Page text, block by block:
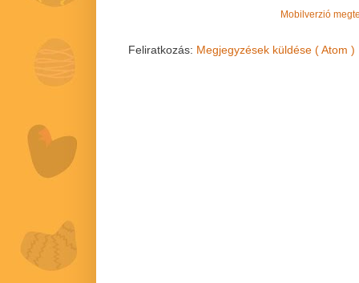
Mobilverzió
Feliratkozás: Megjegyzések küldése ( Atom )